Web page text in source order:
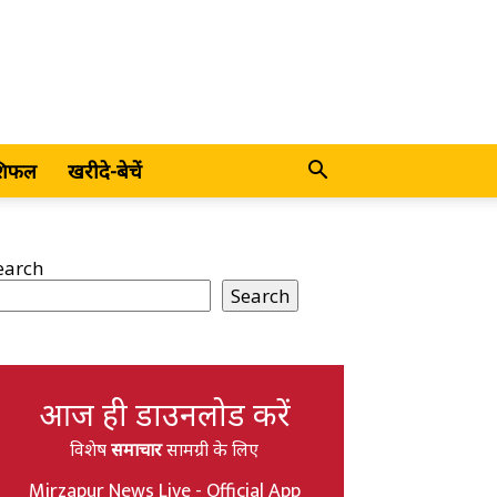
खरीदे-बेचें
Search
आज ही डाउनलोड करें
विशेषसमाचारसामग्री के लिए